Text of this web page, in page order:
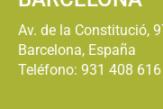
Av. de la Constitució,
Barcelona, España
Teléfono: 931 408 616